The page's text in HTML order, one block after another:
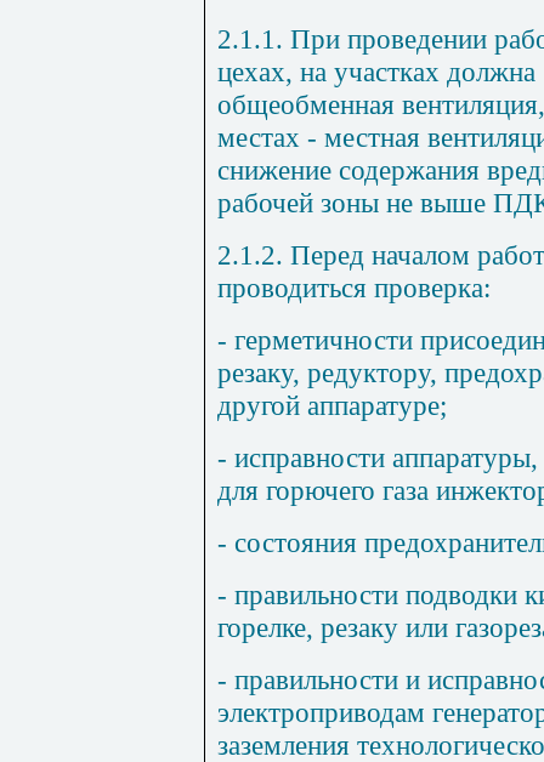
2.1.1. При проведении
цехах, на участках
общеобменная
местах - местная
снижение содержания
рабочей зоны не выше
2.1.2. Перед началом
проводиться проверка:
- герметичности
резаку, редуктору,
другой аппаратуре;
- исправности
для горючего газа
- состояния
- правильности подводки
горелке, резаку или
- правильности и
электроприводам
заземления